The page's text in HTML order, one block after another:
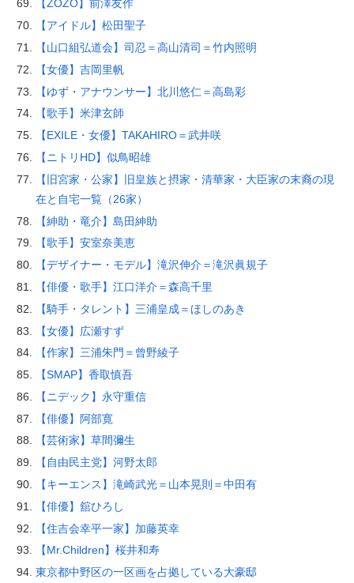
【ZOZO】前澤友作
【アイドル】松田聖子
【山口組弘道会】司忍＝高山清司＝竹内照明
【女優】吉岡里帆
【ゆず・アナウンサー】北川悠仁＝高島彩
【歌手】米津玄師
【EXILE・女優】TAKAHIRO＝武井咲
【ニトリHD】似鳥昭雄
【旧宮家・公家】旧皇族と摂家・清華家・大臣家の末裔の現
在と自宅一覧（26家）
【紳助・竜介】島田紳助
【歌手】安室奈美恵
【デザイナー・モデル】滝沢伸介＝滝沢眞規子
【俳優・歌手】江口洋介＝森高千里
【騎手・タレント】三浦皇成＝ほしのあき
【女優】広瀬すず
【作家】三浦朱門＝曾野綾子
【SMAP】香取慎吾
【ニデック】永守重信
【俳優】阿部寛
【芸術家】草間彌生
【自由民主党】河野太郎
【キーエンス】滝崎武光＝山本晃則＝中田有
【俳優】舘ひろし
【住吉会幸平一家】加藤英幸
【Mr.Children】桜井和寿
東京都中野区の一区画を占拠している大豪邸